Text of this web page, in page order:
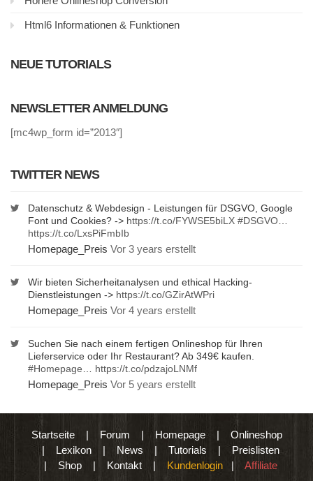
Html6 Informationen & Funktionen
NEUE TUTORIALS
NEWSLETTER ANMELDUNG
[mc4wp_form id=”2013″]
TWITTER NEWS
Datenschutz & Webdesign - Leistungen für DSGVO, Google
Font und Cookies? -> https://t.co/FYWSE5biLX #DSGVO
https://t.co/LxsPiFmbIb
Homepage_Preis Vor 3 years erstellt
Wir bieten Sicherheitanalysen und ethical Hacking-
Dienstleistungen -> https://t.co/GZirAtWPri
Homepage_Preis Vor 4 years erstellt
Suchen Sie nach einem fertigen Onlineshop für Ihren
Lieferservice oder Ihr Restaurant? Ab 349€ kaufen.
#Homepage
https://t.co/pdzajoLNMf
Homepage_Preis Vor 5 years erstellt
Startseite| Forum | Homepage| Onlineshop
| Lexikon | News | Tutorials | Preislisten
| Shop | Kontakt | Kundenlogin | Affiliate